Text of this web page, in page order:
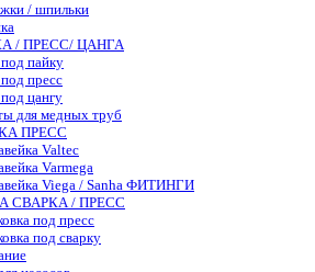
/ шпильки
/ ПРЕСС/ ЦАНГА
пайку
пресс
цангу
для медных труб
ПРЕСС
Valtec
Varmega
Viega / Sanha ФИТИНГИ
СВАРКА / ПРЕСС
под пресс
под сварку